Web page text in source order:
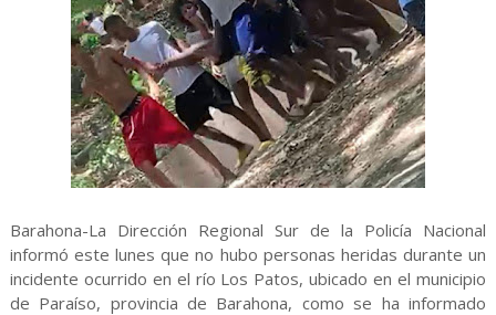
Barahona-La Dirección Regional Sur de la Policía Nacional
informó este lunes que no hubo personas heridas durante un
incidente ocurrido en el río Los Patos, ubicado en el municipio
de Paraíso, provincia de Barahona, como se ha informado